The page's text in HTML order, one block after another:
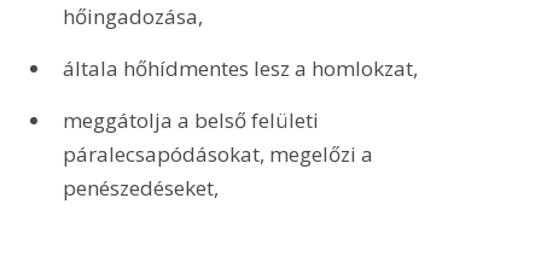
hőingadozása,
általa hőhídmentes lesz a homlokzat,
meggátolja a belső felületi
páralecsapódásokat, megelőzi a
penészedéseket,